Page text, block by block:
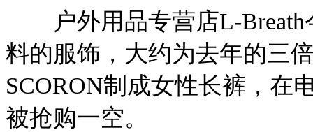
户外用品专营店L-Breath
料的服饰，大约为去年的三
SCORON制成女性长裤，在
被抢购一空。